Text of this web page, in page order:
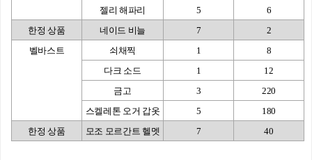
젤리 해파리 5
6
한정 상품
네이드 비늘 7
2
벨바스트
쇠채찍 1
8
다크 소드
1
12
금고
3
220
스켈레톤 오거 갑옷
5
180
한정 상품
모조 모르간트 헬멧 7 40